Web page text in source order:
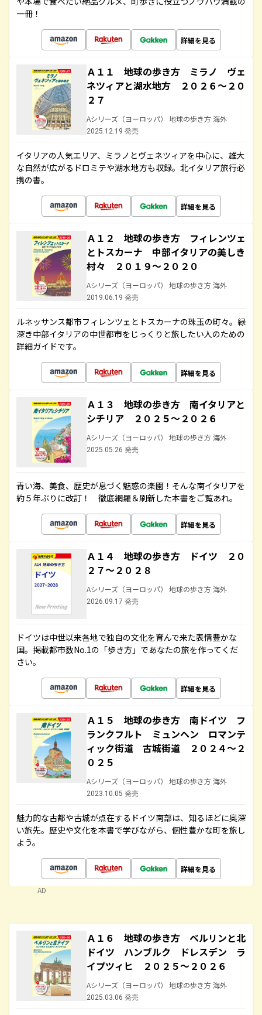
一冊！
詳細を見る
Ａ１１ 地球の歩き方 ミラノ ヴェ
ネツィアと湖水地方 ２０２６～２０
２７
Aシリーズ（ヨーロッパ） 地球の歩き方 海外
2025.12.19 発売
イタリアの人気エリア、ミラノとヴェネツィアを中心に、雄大
な自然が広がるドロミテや湖水地方も収録。北イタリア旅行必
携の書。
詳細を見る
Ａ１２ 地球の歩き方 フィレンツェ
とトスカーナ 中部イタリアの美しき
村々 ２０１９～２０２０
Aシリーズ（ヨーロッパ） 地球の歩き方 海外
2019.06.19 発売
ルネッサンス都市フィレンツェとトスカーナの珠玉の町々。緑
深き中部イタリアの中世都市をじっくりと旅したい人のための
詳細ガイドです。
詳細を見る
Ａ１３ 地球の歩き方 南イタリアと
シチリア ２０２５～２０２６
Aシリーズ（ヨーロッパ） 地球の歩き方 海外
2025.05.26 発売
青い海、美食、歴史が息づく魅惑の楽園！そんな南イタリアを
約５年ぶりに改訂！ 徹底網羅＆刷新した本書をご覧あれ。
詳細を見る
Ａ１４ 地球の歩き方 ドイツ ２０
２７～２０２８
Aシリーズ（ヨーロッパ） 地球の歩き方 海外
2026.09.17 発売
ドイツは中世以来各地で独自の文化を育んで来た表情豊かな
国。掲載都市数No.1の「歩き方」であなたの旅を作ってくだ
さい。
詳細を見る
Ａ１５ 地球の歩き方 南ドイツ フ
ランクフルト ミュンヘン ロマンテ
ィック街道 古城街道 ２０２４～２
０２５
Aシリーズ（ヨーロッパ） 地球の歩き方 海外
2023.10.05 発売
魅力的な古都や古城が点在するドイツ南部は、知るほどに奥深
い旅先。歴史や文化を本書で学びながら、個性豊かな町を旅し
よう。
詳細を見る
AD
Ａ１６ 地球の歩き方 ベルリンと北
ドイツ ハンブルク ドレスデン ラ
イプツィヒ ２０２５～２０２６
Aシリーズ（ヨーロッパ） 地球の歩き方 海外
2025.03.06 発売